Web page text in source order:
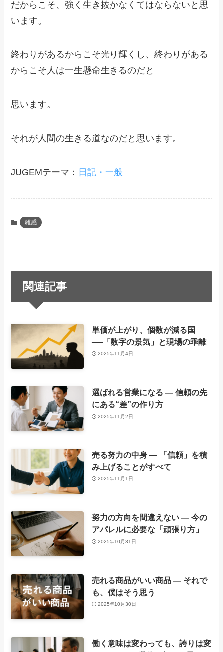
だからこそ、強く生き抜かなくてはならないと思
います。
終わりがあるからこそ光り輝くし、終わりがある
からこそ人は一生懸命生きるのだと
思います。
それが人間の生きる道なのだと思います。
JUGEMテーマ： 日記・一般
雑感
関連記事
単価が上がり、個数が減る国
──「数字の景気」と現場の乖離
2025年11月4日
選ばれる営業になる ― 信頼の先
にある“差”の作り方
2025年11月2日
売る努力の中身 ― 「信頼」を積
み上げることがすべて
2025年11月1日
努力の方向を間違えない ― 今の
アパレルに必要な「頑張り方」
2025年10月31日
売れる商品がいい商品 ― それで
も、僕はそう思う
2025年10月30日
働く意味は変わっても、誇りは変